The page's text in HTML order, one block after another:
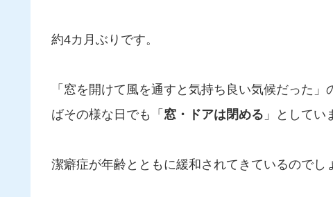
約4カ月ぶりです。
「窓を開けて風を通すと気持ち良い気候だった
ばその様な日でも「 窓・ドアは閉める 」としてい
潔癖症が年齢とともに緩和されてきているのでし